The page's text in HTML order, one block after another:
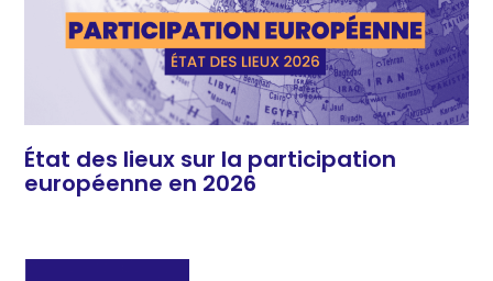
État des lieux sur la participation
européenne en 2026